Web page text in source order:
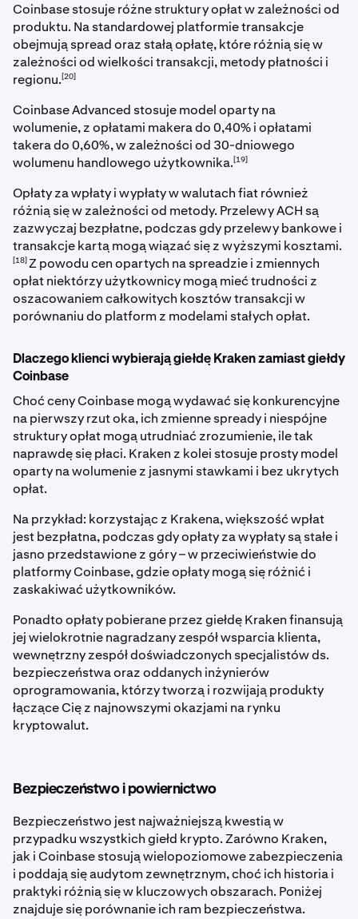
Coinbase stosuje różne struktury opłat w zależności od
produktu. Na standardowej platformie transakcje
obejmują spread oraz stałą opłatę, które różnią się w
zależności od wielkości transakcji, metody płatności i
regionu.[20]
Coinbase Advanced stosuje model oparty na
wolumenie, z opłatami makera do 0,40% i opłatami
takera do 0,60%, w zależności od 30-dniowego
wolumenu handlowego użytkownika.[19]
Opłaty za wpłaty i wypłaty w walutach fiat również
różnią się w zależności od metody. Przelewy ACH są
zazwyczaj bezpłatne, podczas gdy przelewy bankowe i
transakcje kartą mogą wiązać się z wyższymi kosztami.
[18]Z powodu cen opartych na spreadzie i zmiennych
opłat niektórzy użytkownicy mogą mieć trudności z
oszacowaniem całkowitych kosztów transakcji w
porównaniu do platform z modelami stałych opłat.
Dlaczego klienci wybierają giełdę Kraken zamiast giełdy
Coinbase
Choć ceny Coinbase mogą wydawać się konkurencyjne
na pierwszy rzut oka, ich zmienne spready i niespójne
struktury opłat mogą utrudniać zrozumienie, ile tak
naprawdę się płaci. Kraken z kolei stosuje prosty model
oparty na wolumenie z jasnymi stawkami i bez ukrytych
opłat.
Na przykład: korzystając z Krakena, większość wpłat
jest bezpłatna, podczas gdy opłaty za wypłaty są stałe i
jasno przedstawione z góry – w przeciwieństwie do
platformy Coinbase, gdzie opłaty mogą się różnić i
zaskakiwać użytkowników.
Ponadto opłaty pobierane przez giełdę Kraken finansują
jej wielokrotnie nagradzany zespół wsparcia klienta,
wewnętrzny zespół doświadczonych specjalistów ds.
bezpieczeństwa oraz oddanych inżynierów
oprogramowania, którzy tworzą i rozwijają produkty
łączące Cię z najnowszymi okazjami na rynku
kryptowalut.
Bezpieczeństwo i powiernictwo
Bezpieczeństwo jest najważniejszą kwestią w
przypadku wszystkich giełd krypto. Zarówno Kraken,
jak i Coinbase stosują wielopoziomowe zabezpieczenia
i poddają się audytom zewnętrznym, choć ich historia i
praktyki różnią się w kluczowych obszarach. Poniżej
znajduje się porównanie ich ram bezpieczeństwa.